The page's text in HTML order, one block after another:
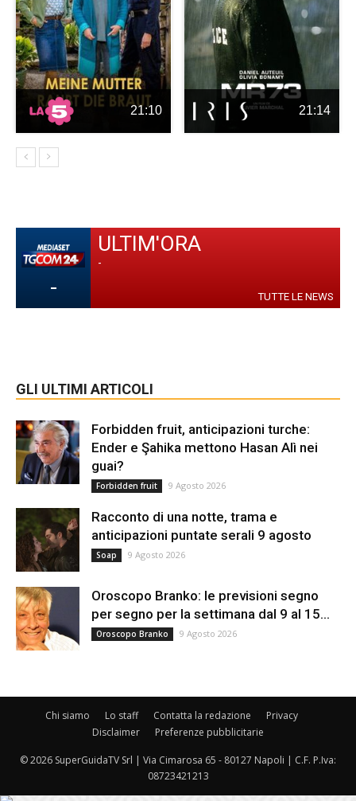
21:10 21:14
-
ULTIM'ORA
-
TUTTE LE NEWS
GLI ULTIMI ARTICOLI
Forbidden fruit, anticipazioni turche:
Ender e Şahika mettono Hasan Alì nei
guai?
Forbidden fruit 9 Agosto 2026
Racconto di una notte, trama e
anticipazioni puntate serali 9 agosto
Soap 9 Agosto 2026
Oroscopo Branko: le previsioni segno
per segno per la settimana dal 9 al 15...
Oroscopo Branko 9 Agosto 2026
Chi siamo Lo staff Contatta la redazione
Privacy
Disclaimer
Preferenze pubblicitarie
© 2026 SuperGuidaTV Srl | Via Cimarosa 65 - 80127 Napoli | C.F. P.Iva:
08723421213